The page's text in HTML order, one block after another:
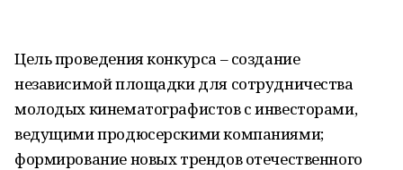
Цель проведения конкурса – создание
независимой площадки для сотрудничества
молодых кинематографистов с инвесторами,
ведущими продюсерскими компаниями;
формирование новых трендов отечественного